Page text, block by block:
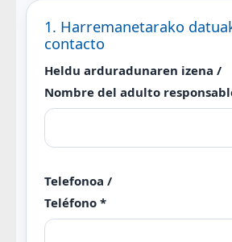
1. Harremanetarako
contacto
Heldu arduradunaren izena /
Nombre del adulto
Telefonoa /
Teléfono *